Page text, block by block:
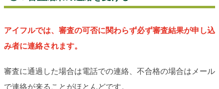
アイフルでは、審査の可否に関わらず必ず審査結果が申し込
み者に連絡されます。
審査に通過した場合は電話での連絡、不合格の場合はメール
で連絡が来ることがほとんどです。